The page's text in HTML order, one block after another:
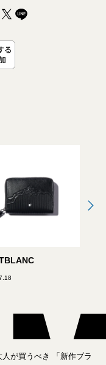
が買うべき 「新作ブラ